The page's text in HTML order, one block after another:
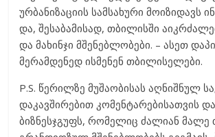
ურბანიზაციის სამსახური მოიზიდავს
და, შესაბამისად, თბილისში
და მახინჯი მშენებლობები. – ასეთ
მერამდენედ ისმენენ თბილისელები.
P.S. წერილზე მუშაობისას აღნიშნულ
დაკავშირებით კომენტარებისათვის
ბიზნესჯგუფს, რომელიც ძალიან მალე